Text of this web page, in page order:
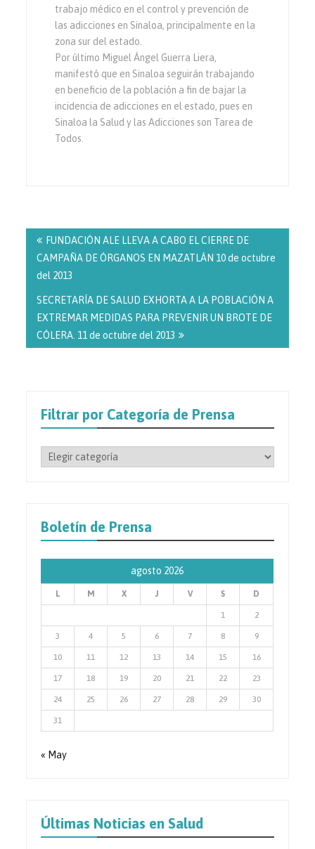
trabajo médico en el control y prevención de
las adicciones en Sinaloa, principalmente en la
zona sur del estado.
Por último Miguel Ángel Guerra Liera,
manifestó que en Sinaloa seguirán trabajando
en beneficio de la población a fin de bajar la
incidencia de adicciones en el estado, pues en
Sinaloa la Salud y las Adicciones son Tarea de
Todos.
de
entradas
FUNDACIÓN ALE LLEVA A CABO EL CIERRE DE
CAMPAÑA DE ÓRGANOS EN MAZATLÁN 10 de octubre
del 2013
SECRETARÍA DE SALUD EXHORTA A LA POBLACIÓN A
EXTREMAR MEDIDAS PARA PREVENIR UN BROTE DE
CÓLERA. 11 de octubre del 2013
Filtrar por Categoría de Prensa
Filtrar
Prensa
Boletín de Prensa
agosto 2026
L M X J V S D
1 2
3 4 5 6 7 8 9
10 11 12 13 14 15 16
17 18 19 20 21 22 23
24 25 26 27 28 29 30
31
« May
Últimas Noticias en Salud